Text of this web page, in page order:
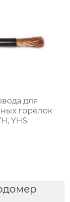
для
горелок
YHS